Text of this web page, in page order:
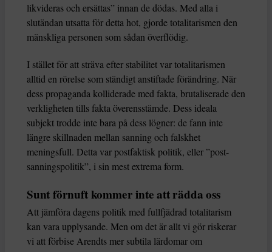
likvideras och ersättas” innan de dödas. Med alla i
slutändan utsatta för detta hot, gjorde totalitarismen den
mänskliga personen som sådan överflödig.
I stället för att sträva efter stabilitet var totalitarismen
alltid en rörelse som ständigt anstiftade förändring. När
dess propaganda kolliderade med fakta, brutaliserade den
verkligheten tills fakta överensstämde. Dess ideala
subjekt trodde inte bara på dess lögner: de fann inte
längre skillnaden mellan sanning och falskhet
meningsfull. Detta var postfaktisk politik, eller ”post-
sanningspolitik”, i sin mest extrema form.
Sunt förnuft kommer inte att rädda oss
Att jämföra dagens politik med fullfjädrad totalitarism
kan vara upplysande. Men om det är allt vi gör riskerar
vi att förbise Arendts mer subtila lärdomar om